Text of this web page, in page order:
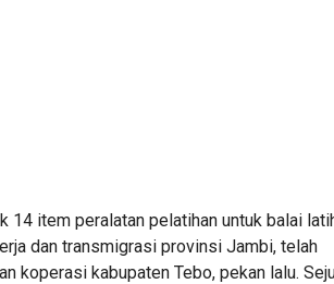
14 item peralatan pelatihan untuk balai
dan transmigrasi provinsi Jambi, telah
koperasi kabupaten Tebo, pekan lalu.